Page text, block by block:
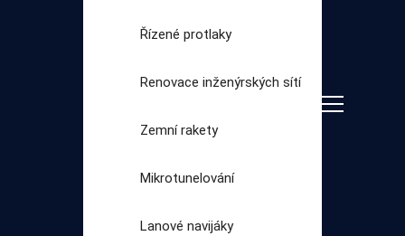
Řízené protlaky
Renovace inženýrských sítí
Zemní rakety
Mikrotunelování
Lanové navijáky